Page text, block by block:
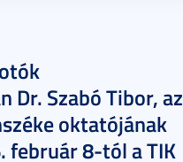
Szabó Tibor, az
oktatójának
február 8-tól a TIK